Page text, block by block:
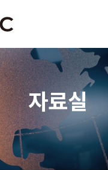
자료실